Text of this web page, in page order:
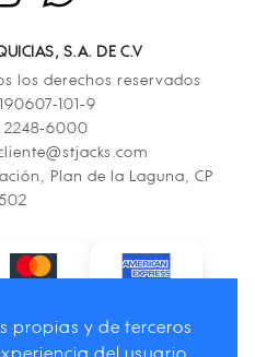
propias y de terceros
S.A. DE C.V
los derechos reservados
101-9
2248-6000
Plan de la Laguna, CP